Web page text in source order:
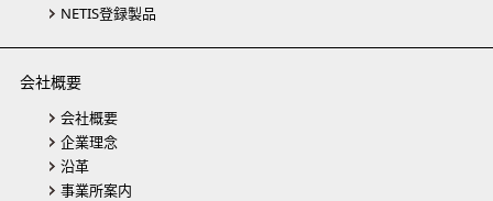
NETIS登録製品
会社概要
会社概要
企業理念
沿革
事業所案内